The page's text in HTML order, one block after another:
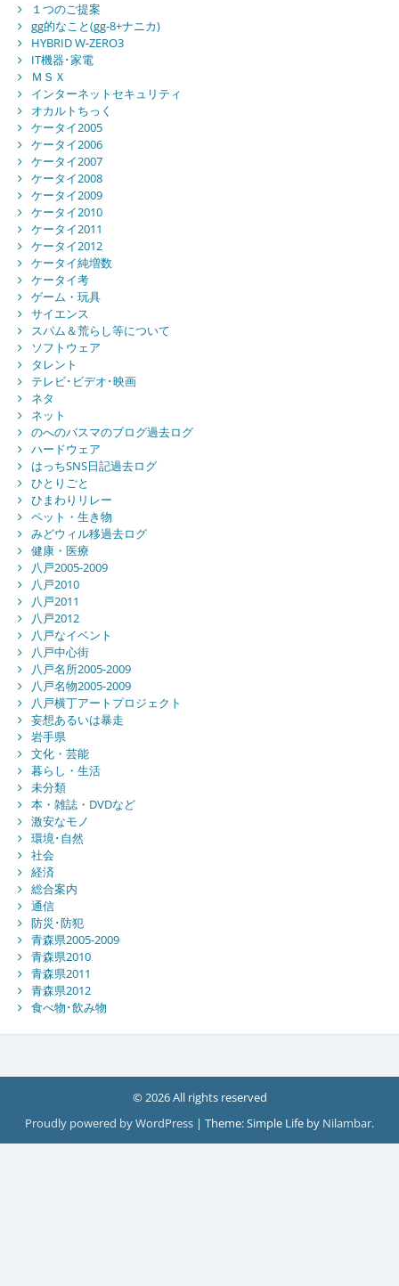
１つのご提案
gg的なこと(gg-8+ナニカ)
HYBRID W-ZERO3
IT機器･家電
ＭＳＸ
インターネットセキュリティ
オカルトちっく
ケータイ2005
ケータイ2006
ケータイ2007
ケータイ2008
ケータイ2009
ケータイ2010
ケータイ2011
ケータイ2012
ケータイ純増数
ケータイ考
ゲーム・玩具
サイエンス
スパム＆荒らし等について
ソフトウェア
タレント
テレビ･ビデオ･映画
ネタ
ネット
のへのバスマのブログ過去ログ
ハードウェア
はっちSNS日記過去ログ
ひとりごと
ひまわりリレー
ペット・生き物
みどウィル移過去ログ
健康・医療
八戸2005-2009
八戸2010
八戸2011
八戸2012
八戸なイベント
八戸中心街
八戸名所2005-2009
八戸名物2005-2009
八戸横丁アートプロジェクト
妄想あるいは暴走
岩手県
文化・芸能
暮らし・生活
未分類
本・雑誌・DVDなど
激安なモノ
環境･自然
社会
経済
総合案内
通信
防災･防犯
青森県2005-2009
青森県2010
青森県2011
青森県2012
食べ物･飲み物
© 2026 All rights reserved
Proudly powered by WordPress | Theme: Simple Life by Nilambar.